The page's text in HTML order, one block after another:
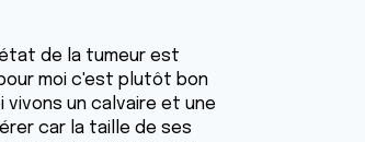
de la tumeur est
moi c'est plutôt bon
vivons un calvaire et une
car la taille de ses